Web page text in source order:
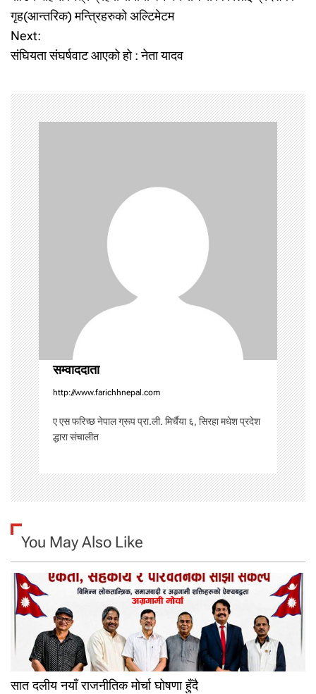
o
s
n
a
v
i
g
a
t
i
o
n
गृह(आन्तरिक) मन्त्रिहरुको अल्टिमेटम
Next:
संघियता संघर्षवाट आएको हो : नेता यादव
सम्वाददाता
http://www.farichhnepal.com
ए एस फरिच्छ नेपाल ग्रूप प्रा.ली. मिर्चैया ६, सिरहा मधेश प्रदेश
द्धारा संचालीत
You May Also Like
सात दलीय नयाँ राजनीतिक मोर्चा घोषणा हुँदै